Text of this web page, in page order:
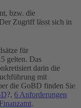
bzw. die
Zugriff lässt sich in
für
gelten. Das
darin die
mit
die GoBD finden Sie
?, 6 Anforderungen
.